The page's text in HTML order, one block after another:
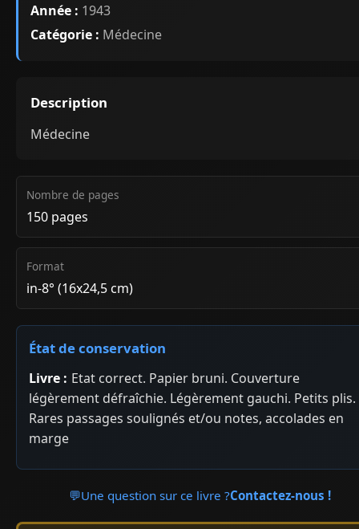
Année : 1943
Catégorie : Médecine
Description
Médecine
Nombre de pages
150 pages
Format
in-8° (16x24,5 cm)
État de conservation
Livre : Etat correct. Papier bruni. Couverture
légèrement défraîchie. Légèrement gauchi. Petits plis.
Rares passages soulignés et/ou notes, accolades en
marge
💬Une question sur ce livre ?Contactez-nous !